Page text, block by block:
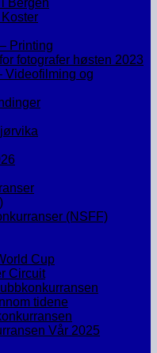
Bergen
Printing
fotografer høsten 2023
Videofilming og
(NSFF)
Cup
Circuit
tidene
Vår 2025